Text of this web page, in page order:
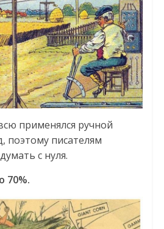
применялся ручной
поэтому писателям
с нуля.
70%.